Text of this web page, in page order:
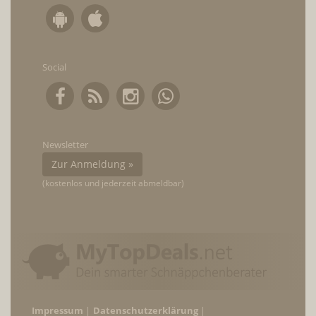
Social
Newsletter
Zur Anmeldung »
(kostenlos und jederzeit abmeldbar)
Impressum Datenschutzerklärung